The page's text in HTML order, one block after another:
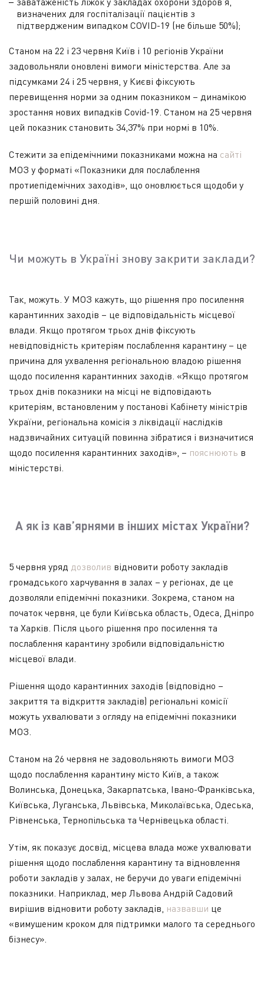
визначених для госпіталізації пацієнтів з
підтвердженим випадком COVID-19 (не більше 50%);
Станом на 22 і 23 червня Київ і 10 регіонів України
задовольняли оновлені вимоги міністерства. Але за
підсумками 24 і 25 червня, у Києві фіксують
перевищення норми за одним показником – динамікою
зростання нових випадків Covid-19. Станом на 25 червня
цей показник становить 34,37% при нормі в 10%.
Стежити за епідемічними показниками можна на сайті
МОЗ у форматі «Показники для послаблення
протиепідемічних заходів», що оновлюється щодоби у
першій половині дня.
Чи можуть в Україні знову закрити заклади?
Так, можуть. У МОЗ кажуть, що рішення про посилення
карантинних заходів – це відповідальність місцевої
влади. Якщо протягом трьох днів фіксують
невідповідність критеріям послаблення карантину – це
причина для ухвалення регіональною владою рішення
щодо посилення карантинних заходів. «Якщо протягом
трьох днів показники на місці не відповідають
критеріям, встановленим у постанові Кабінету міністрів
України, регіональна комісія з ліквідації наслідків
надзвичайних ситуацій повинна зібратися і визначитися
щодо посилення карантинних заходів», – пояснюють в
міністерстві.
А як із кав’ярнями в інших містах України?
5 червня уряд дозволив відновити роботу закладів
громадського харчування в залах – у регіонах, де це
дозволяли епідемічні показники. Зокрема, станом на
початок червня, це були Київська область, Одеса, Дніпро
та Харків. Після цього рішення про посилення та
послаблення карантину зробили відповідальністю
місцевої влади.
Рішення щодо карантинних заходів (відповідно –
закриття та відкриття закладів) регіональні комісії
можуть ухвалювати з огляду на епідемічні показники
МОЗ.
Станом на 26 червня не задовольняють вимоги МОЗ
щодо послаблення карантину місто Київ, а також
Волинська, Донецька, Закарпатська, Івано-Франківська,
Київська, Луганська, Львівська, Миколаївська, Одеська,
Рівненська, Тернопільська та Чернівецька області.
Утім, як показує досвід, місцева влада може ухвалювати
рішення щодо послаблення карантину та відновлення
роботи закладів у залах, не беручи до уваги епідемічні
показники. Наприклад, мер Львова Андрій Садовий
вирішив відновити роботу закладів, назвавши це
«вимушеним кроком для підтримки малого та середнього
бізнесу».